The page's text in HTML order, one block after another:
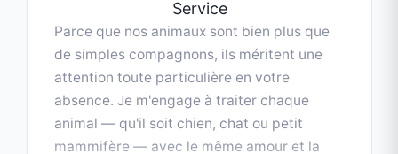
Mes Prestations : Adaptées à leurs
Besoins
Chaque animal est unique, c'est pourquoi je
propose des services flexibles qui
s'adaptent à son rythme de vie habituel :
Visites à domicile : Pour les chats et les
animaux qui préfèrent rester dans leur
Services & prestations
Visites à domicile pour
chats
Service professionnel réalisé
avec expertise et savoir-faire